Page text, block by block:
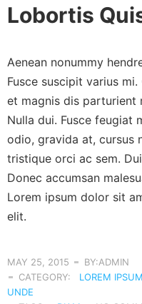
Lobortis
Aenean nonummy
Fusce suscipit varius
et magnis dis parturient
Nulla dui. Fusce feugiat
odio, gravida at, cursus
tristique orci ac sem.
Donec accumsan
Lorem ipsum dolor sit
elit.
MAY 25, 2015
BY:ADMIN
CATEGORY:
LOREM
UNDE